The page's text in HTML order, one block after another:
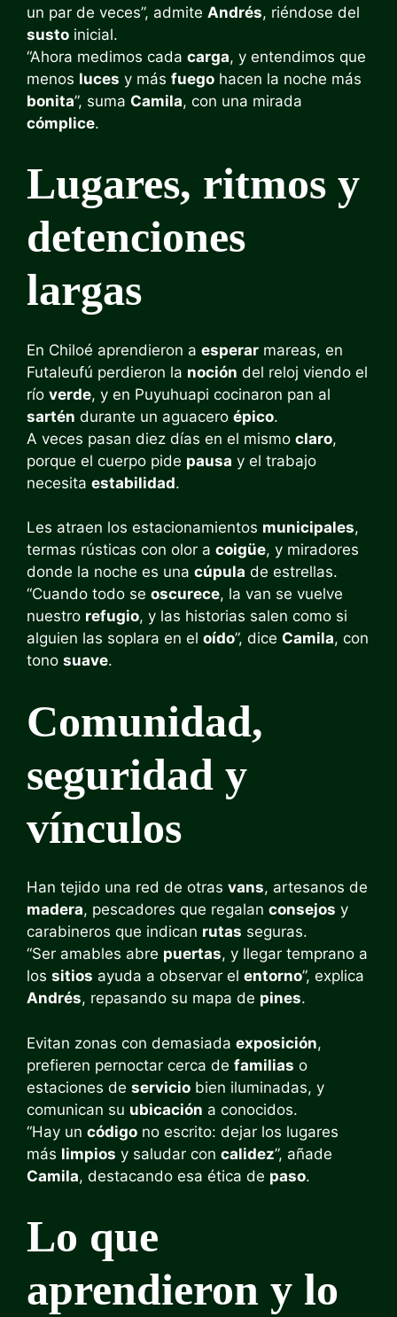
un par de veces”, admite Andrés, riéndose del
susto inicial.
“Ahora medimos cada carga, y entendimos que
menos luces y más fuego hacen la noche más
bonita”, suma Camila, con una mirada
cómplice.
Lugares, ritmos y
detenciones
largas
En Chiloé aprendieron a esperar mareas, en
Futaleufú perdieron la noción del reloj viendo el
río verde, y en Puyuhuapi cocinaron pan al
sartén durante un aguacero épico.
A veces pasan diez días en el mismo claro,
porque el cuerpo pide pausa y el trabajo
necesita estabilidad.
Les atraen los estacionamientos municipales,
termas rústicas con olor a coigüe, y miradores
donde la noche es una cúpula de estrellas.
“Cuando todo se oscurece, la van se vuelve
nuestro refugio, y las historias salen como si
alguien las soplara en el oído”, dice Camila, con
tono suave.
Comunidad,
seguridad y
vínculos
Han tejido una red de otras vans, artesanos de
madera, pescadores que regalan consejos y
carabineros que indican rutas seguras.
“Ser amables abre puertas, y llegar temprano a
los sitios ayuda a observar el entorno”, explica
Andrés, repasando su mapa de pines.
Evitan zonas con demasiada exposición,
prefieren pernoctar cerca de familias o
estaciones de servicio bien iluminadas, y
comunican su ubicación a conocidos.
“Hay un código no escrito: dejar los lugares
más limpios y saludar con calidez”, añade
Camila, destacando esa ética de paso.
Lo que
aprendieron y lo